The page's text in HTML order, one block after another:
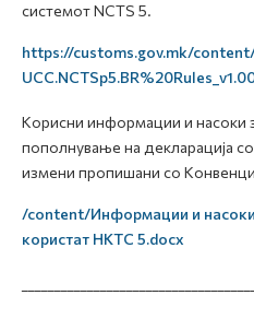
системот NCTS 5.
https://customs.gov.mk/
Корисни информации и насоки
пополнување на декларација
измени пропишани со
/content/Информации и
користат НКТС 5.docx